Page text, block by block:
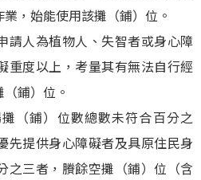
，始能使用該攤（鋪）位。
請人為植物人、失智者或身心障
重度以上，考量其有無法自行經
鋪）位。
攤（鋪）位數總數未符合百分之
先提供身心障礙者及具原住民身
之三者，賸餘空攤（鋪）位（含